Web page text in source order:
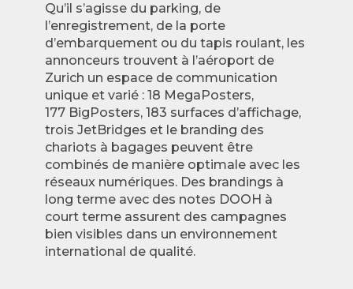
Qu’il s’agisse du parking, de
l’enregistrement, de la porte
d’embarquement ou du tapis roulant, les
annonceurs trouvent à l’aéroport de
Zurich un espace de communication
unique et varié : 18 MegaPosters,
177 BigPosters, 183 surfaces d’affichage,
trois JetBridges et le branding des
chariots à bagages peuvent être
combinés de manière optimale avec les
réseaux numériques. Des brandings à
long terme avec des notes DOOH à
court terme assurent des campagnes
bien visibles dans un environnement
international de qualité.